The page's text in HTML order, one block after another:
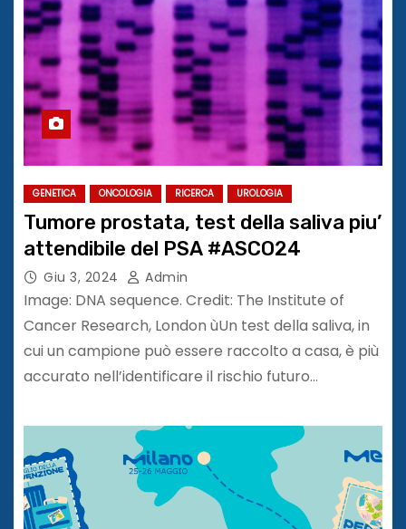
GENETICA ONCOLOGIA RICERCA UROLOGIA
Tumore prostata, test della saliva piu’
attendibile del PSA #ASCO24
Giu 3, 2024 Admin
Image: DNA sequence. Credit: The Institute of
Cancer Research, London ùUn test della saliva, in
cui un campione può essere raccolto a casa, è più
accurato nell’identificare il rischio futuro…